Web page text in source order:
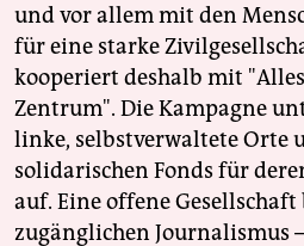
und vor allem mit den
für eine starke
kooperiert deshalb mit
Zentrum". Die Kampagne
linke, selbstverwaltete Orte
solidarischen Fonds für
auf. Eine offene
zugänglichen Journalismus